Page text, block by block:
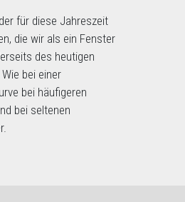
für diese Jahreszeit
die wir als ein Fenster
des heutigen
bei einer
bei häufigeren
bei seltenen